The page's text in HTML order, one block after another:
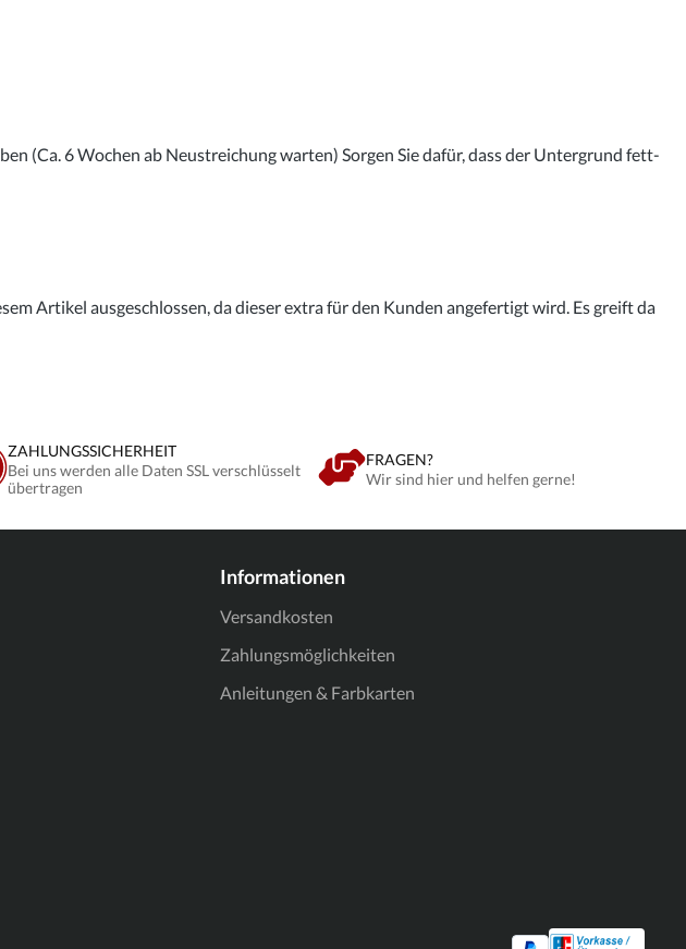
(Ca. 6 Wochen ab Neustreichung warten) Sorgen Sie dafür, dass der Untergrund fett-
Artikel ausgeschlossen, da dieser extra für den Kunden angefertigt wird. Es greift da
ZAHLUNGSSICHERHEIT
Bei uns werden alle Daten SSL verschlüsselt
übertragen
FRAGEN?
Wir sind hier und helfen gerne!
Informationen
Versandkosten
Zahlungsmöglichkeiten
Anleitungen & Farbkarten